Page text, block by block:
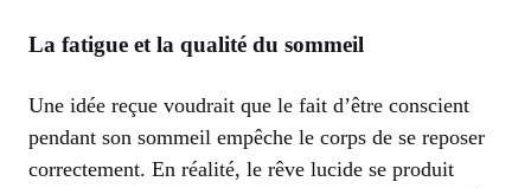
La fatigue et la qualité du sommeil
Une idée reçue voudrait que le fait d’être conscient
pendant son sommeil empêche le corps de se reposer
correctement. En réalité, le rêve lucide se produit